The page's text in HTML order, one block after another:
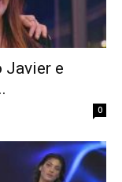
Javier e
0